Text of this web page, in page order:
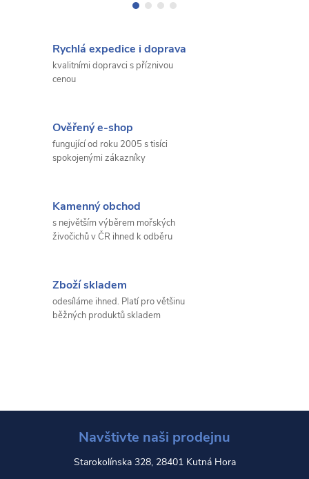
Rychlá expedice i doprava
kvalitními dopravci s příznivou
cenou
Ověřený e-shop
fungující od roku 2005 s tisíci
spokojenými zákazníky
Kamenný obchod
s největším výběrem mořských
živočichů v ČR ihned k odběru
Zboží skladem
odesíláme ihned. Platí pro většinu
běžných produktů skladem
Navštivte naši prodejnu
Starokolínska 328, 28401 Kutná Hora